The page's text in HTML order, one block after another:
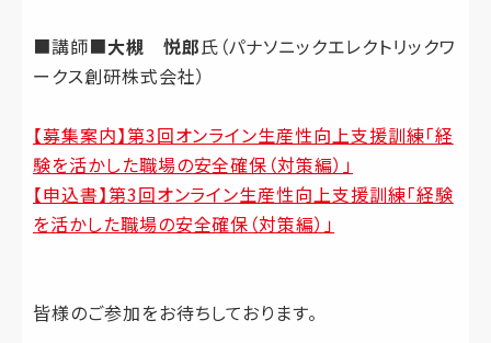
■講師■大槻 悦郎氏（パナソニックエレクトリックワ
ークス創研株式会社）
【募集案内】第3回オンライン生産性向上支援訓練「経
験を活かした職場の安全確保（対策編）」
【申込書】第3回オンライン生産性向上支援訓練「経験
を活かした職場の安全確保（対策編）」
皆様のご参加をお待ちしております。